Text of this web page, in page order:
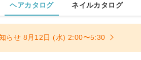
ヘアカタログ ネイルカタログ
らせ 8月12日 (水) 2:00〜5:30